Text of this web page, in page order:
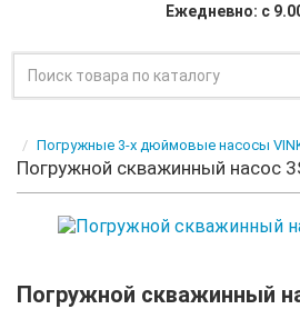
Ежедневно: с
Погружные 3-х дюймовые насосы
Погружной скважинный насос
Погружной скважинный